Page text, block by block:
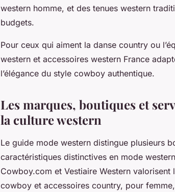
western homme, et des tenues western
budgets.
Pour ceux qui aiment la danse country ou
western et accessoires western France
l’élégance du style cowboy authentique.
Les marques, boutiques et
la culture western
Le guide mode western distingue plusieurs
caractéristiques distinctives en mode
Cowboy.com et Vestiaire Western valorisent
cowboy et accessoires country, pour